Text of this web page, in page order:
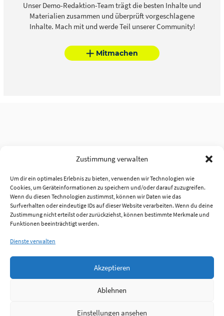
Zustimmung verwalten
Um dir ein optimales Erlebnis zu bieten, verwenden wir Technologien wie
Cookies, um Geräteinformationen zu speichern und/oder darauf zuzugreifen.
Wenn du diesen Technologien zustimmst, können wir Daten wie das
Surfverhalten oder eindeutige IDs auf dieser Website verarbeiten. Wenn du deine
Zustimmung nicht erteilst oder zurückziehst, können bestimmte Merkmale und
Funktionen beeinträchtigt werden.
Dienste verwalten
Akzeptieren
Ablehnen
Einstellungen ansehen
Unser Demo-Redaktion-Team trägt die besten Inhalte und
Materialien zusammen und überprüft vorgeschlagene
Inhalte. Mach mit und werde Teil unserer Community!
Mitmachen
Anmelden